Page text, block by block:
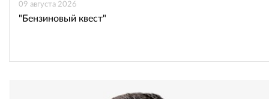
09 августа 2026
"Бензиновый квест"